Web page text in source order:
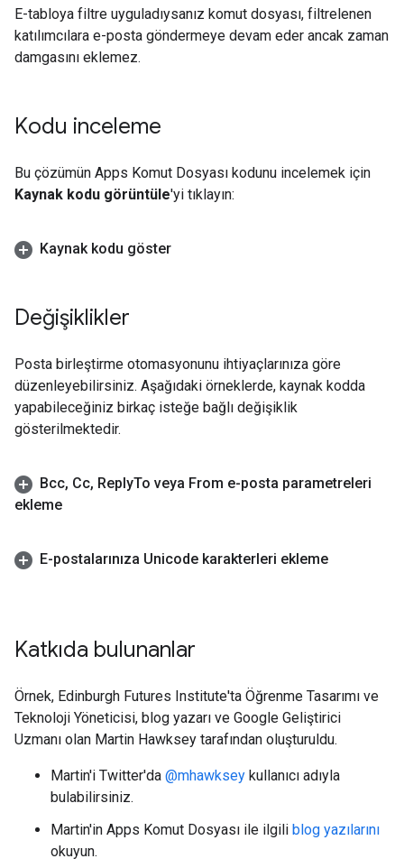
E-tabloya filtre uyguladıysanız komut dosyası, filtrelenen
katılımcılara e-posta göndermeye devam eder ancak zaman
damgasını eklemez.
Kodu inceleme
Bu çözümün Apps Komut Dosyası kodunu incelemek için
Kaynak kodu görüntüle'yi tıklayın:
Kaynak kodu göster
Değişiklikler
Posta birleştirme otomasyonunu ihtiyaçlarınıza göre
düzenleyebilirsiniz. Aşağıdaki örneklerde, kaynak kodda
yapabileceğiniz birkaç isteğe bağlı değişiklik
gösterilmektedir.
Bcc, Cc, ReplyTo veya From e-posta parametreleri
ekleme
E-postalarınıza Unicode karakterleri ekleme
Katkıda bulunanlar
Örnek, Edinburgh Futures Institute'ta Öğrenme Tasarımı ve
Teknoloji Yöneticisi, blog yazarı ve Google Geliştirici
Uzmanı olan Martin Hawksey tarafından oluşturuldu.
Martin'i Twitter'da @mhawksey kullanıcı adıyla
bulabilirsiniz.
Martin'in Apps Komut Dosyası ile ilgili blog yazılarını
okuyun.